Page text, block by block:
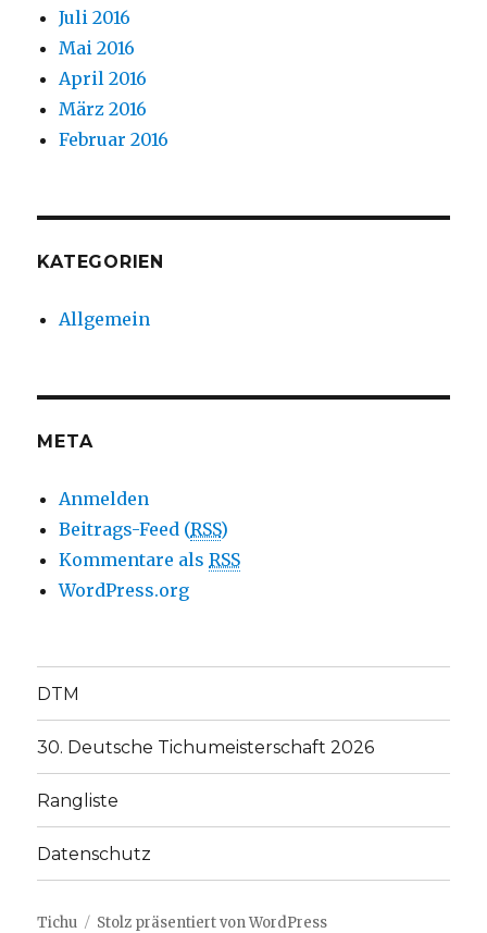
Juli 2016
Mai 2016
April 2016
März 2016
Februar 2016
KATEGORIEN
Allgemein
META
Anmelden
Beitrags-Feed (RSS)
Kommentare alsRSS
WordPress.org
DTM
30. Deutsche Tichumeisterschaft 2026
Rangliste
Datenschutz
Tichu Stolz präsentiert von WordPress